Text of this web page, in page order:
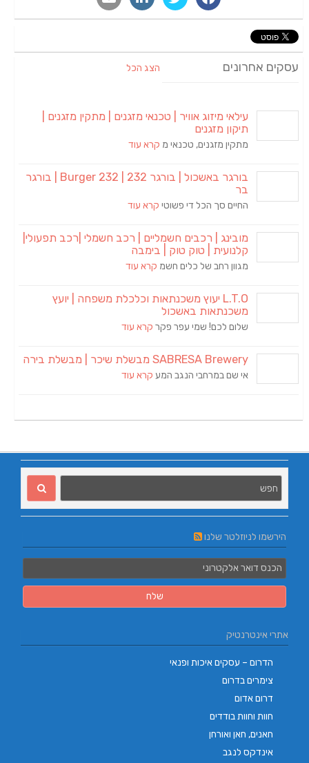
עסקים אחרונים הצג הכל
עילאי מיזוג אוויר | טכנאי מזגנים | מתקין מזגנים |
תיקון מזגנים
מתקין מזגנים, טכנאי מ קרא עוד
בורגר באשכול | בורגר 232 | Burger 232 | בורגר
בר
החיים סך הכל די פשוטי קרא עוד
מובינג | רכבים חשמליים | רכב חשמלי |רכב תפעולי|
קלנועית | טוק טוק | בימבה
מגוון רחב של כלים חשמ קרא עוד
L.T.O יעוץ משכנתאות וכלכלת משפחה | יועץ
משכנתאות באשכול
שלום לכם! שמי עפר פקר קרא עוד
SABRESA Brewery מבשלת שיכר | מבשלת בירה
אי שם במרחבי הנגב המע קרא עוד
הירשמו לניוזלטר שלנו
אתרי אינטרנטיק
הדרום – עסקים איכות ופנאי
צימרים בדרום
דרום אדום
חוות וחוות בודדים
חאנים, חאן ואורחן
אינדקס לנגב